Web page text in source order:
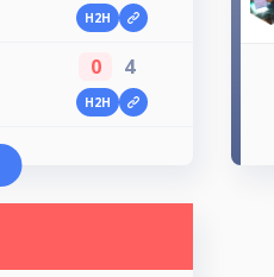
H2H
0 4
H2H